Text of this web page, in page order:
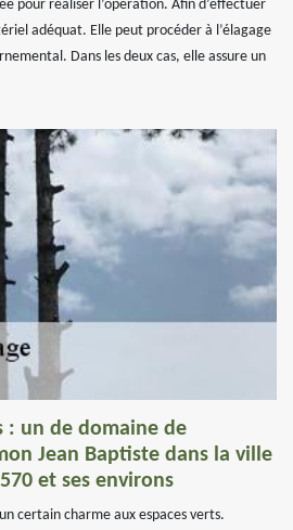
pour réaliser l’opération. Afin d’effectuer
adéquat. Elle peut procéder à l’élagage
Dans les deux cas, elle assure un
: un de domaine de
Jean Baptiste dans la ville
et ses environs
certain charme aux espaces verts.